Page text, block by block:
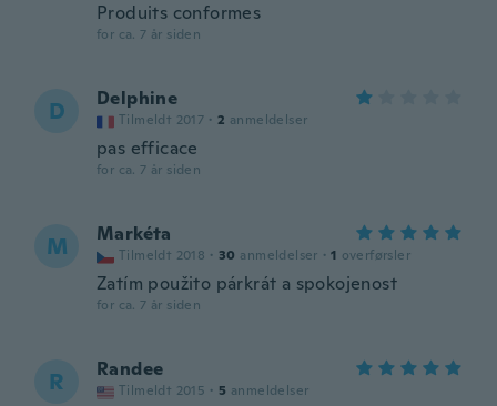
Produits conformes
for ca. 7 år siden
D Delphine
Tilmeldt 2017 · 2 anmeldelser
pas efficace
for ca. 7 år siden
M Markéta
Tilmeldt 2018 · 30 anmeldelser · 1 overførsler
Zatím použito párkrát a spokojenost
for ca. 7 år siden
R Randee
Tilmeldt 2015 · 5 anmeldelser